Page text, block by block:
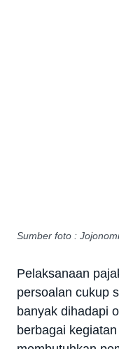
Sumber foto :
Pelaksanaan
persoalan cukup
banyak dihadapi
berbagai